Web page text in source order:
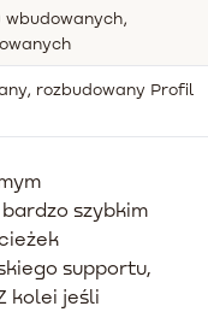
wbudowanych,
rozbudowany Profil
szybkim
supportu,
kolei jeśli